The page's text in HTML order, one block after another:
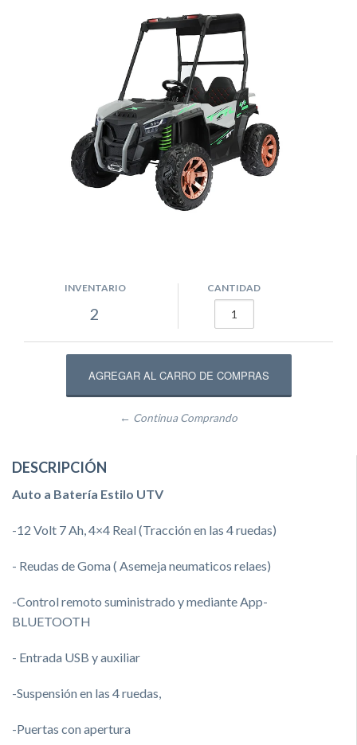
INVENTARIO
2
CANTIDAD
← Continua Comprando
DESCRIPCIÓN
Auto a Batería Estilo UTV
-12 Volt 7 Ah, 4×4 Real (Tracción en las 4 ruedas)
- Reudas de Goma ( Asemeja neumaticos relaes)
-Control remoto suministrado y mediante App-
BLUETOOTH
- Entrada USB y auxiliar
-Suspensión en las 4 ruedas,
-Puertas con apertura